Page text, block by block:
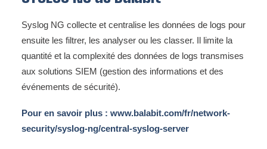
Syslog NG collecte et centralise les données de logs pour
ensuite les filtrer, les analyser ou les classer. Il limite la
quantité et la complexité des données de logs transmises
aux solutions SIEM (gestion des informations et des
événements de sécurité).
Pour en savoir plus : www.balabit.com/fr/network-
security/syslog-ng/central-syslog-server